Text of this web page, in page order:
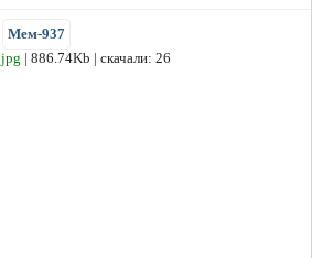
Мем-937
jpg | 886.74Kb | скачали: 26